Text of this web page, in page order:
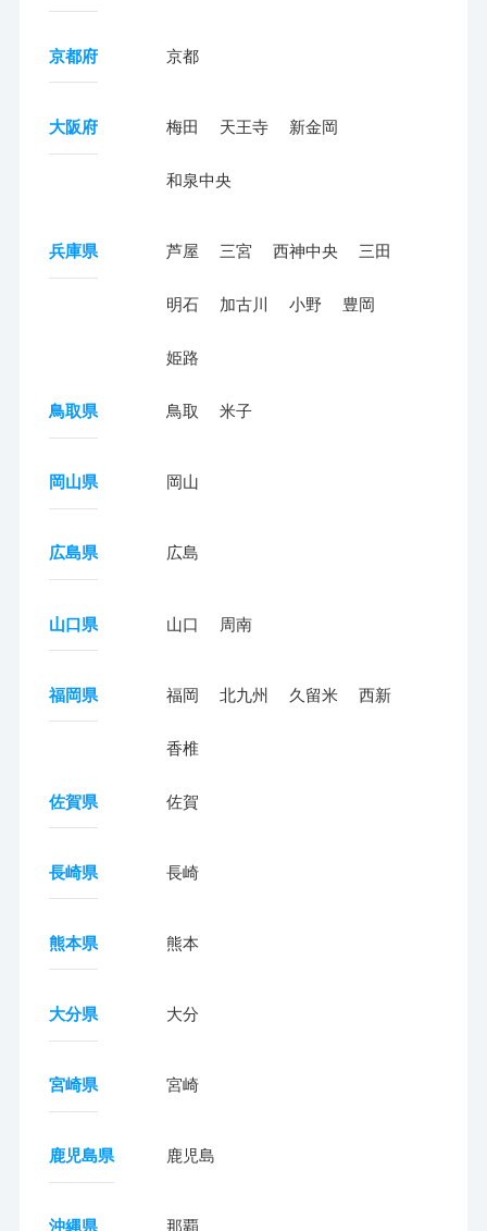
京都府 京都
大阪府 梅田 天王寺 新金岡
和泉中央
兵庫県 芦屋 三宮 西神中央 三田
明石 加古川 小野 豊岡
姫路
鳥取県 鳥取 米子
岡山県 岡山
広島県 広島
山口県 山口 周南
福岡県 福岡 北九州 久留米 西新
香椎
佐賀県 佐賀
長崎県 長崎
熊本県 熊本
大分県 大分
宮崎県 宮崎
鹿児島県 鹿児島
沖縄県 那覇